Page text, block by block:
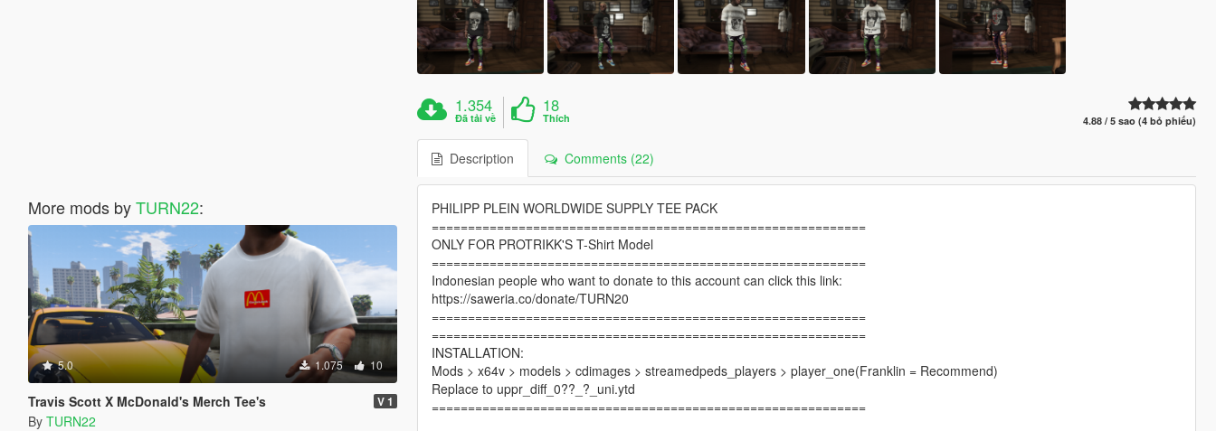
More mods byTURN22:
5.0 1.075 10
Travis Scott X McDonald's Merch Tee's V 1
By TURN22
1.354
Đã tải về
18
Thích 4.88 / 5 sao (4 bỏ phiếu)
Description Comments (22)
PHILIPP PLEIN WORLDWIDE SUPPLY TEE PACK
============================================================
ONLY FOR PROTRIKK'S T-Shirt Model
============================================================
Indonesian people who want to donate to this account can click this link:
https://saweria.co/donate/TURN20
============================================================
============================================================
INSTALLATION:
Mods > x64v > models > cdimages > streamedpeds_players > player_one(Franklin = Recommend)
Replace to uppr_diff_0??_?_uni.ytd
============================================================